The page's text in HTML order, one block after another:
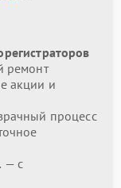
ремонт
акции и
процесс
— с